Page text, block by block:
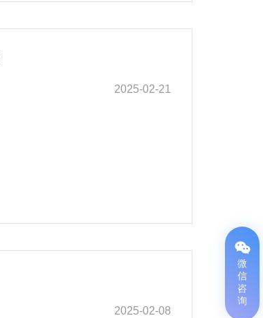
2025-02-21
2025-02-08
微
信
咨
询